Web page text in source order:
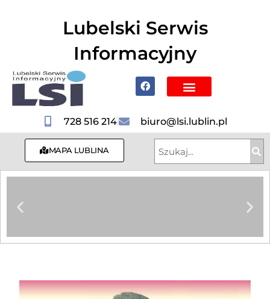
Lubelski Serwis
Informacyjny
728 516 214 biuro@lsi.lublin.pl
MAPA LUBLINA